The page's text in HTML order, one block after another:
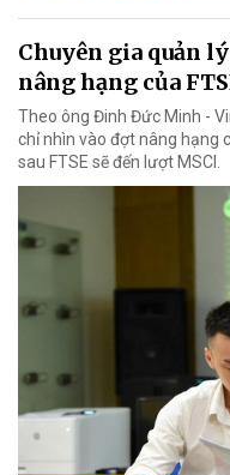
Chuyên gia quản
nâng hạng của
Theo ông Đinh Đức Minh -
chỉ nhìn vào đợt nâng hạng
sau FTSE sẽ đến lượt MSCI.